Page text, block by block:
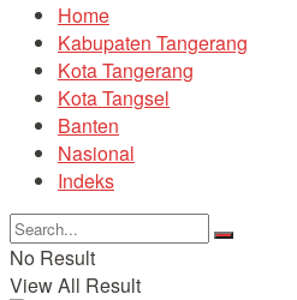
Home
Kabupaten Tangerang
Kota Tangerang
Kota Tangsel
Banten
Nasional
Indeks
No Result
View All Result